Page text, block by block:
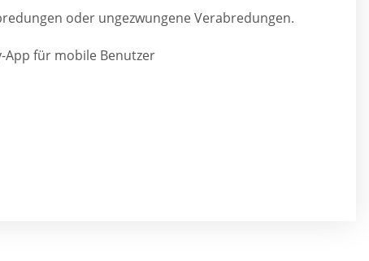
oder ungezwungene Verabredungen.
App für mobile Benutzer